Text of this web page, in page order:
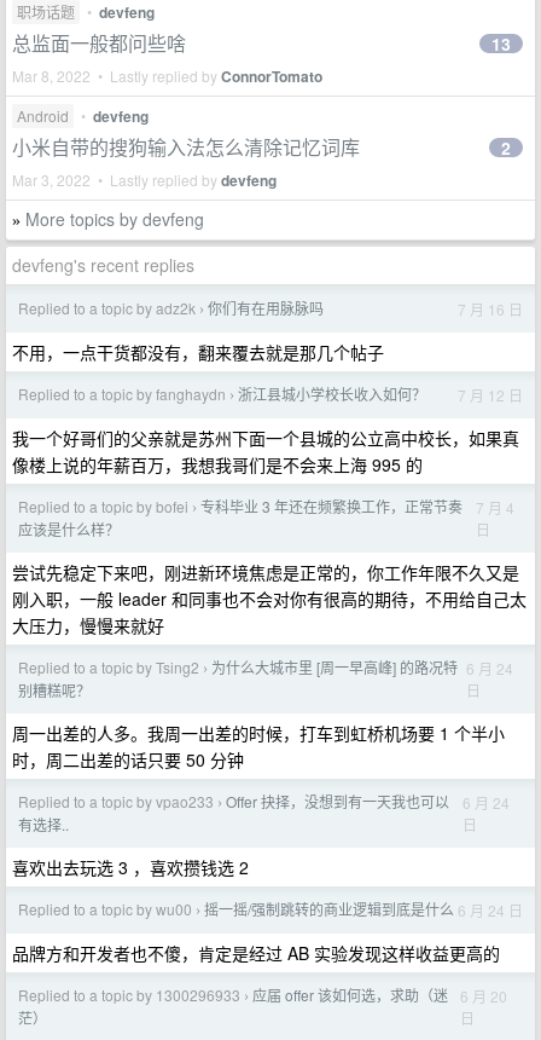
职场话题 • devfeng
总监面一般都问些啥
Mar 8, 2022 • Lastly replied byConnorTomato
13
Android • devfeng
小米自带的搜狗输入法怎么清除记忆词库
Mar 3, 2022 • Lastly replied bydevfeng
2
» More topics by devfeng
devfeng's recent replies
Replied to a topic by adz2k › 你们有在用脉脉吗 7 月 16 日
不用，一点干货都没有，翻来覆去就是那几个帖子
Replied to a topic by fanghaydn › 浙江县城小学校长收入如何？ 7 月 12 日
我一个好哥们的父亲就是苏州下面一个县城的公立高中校长，如果真
像楼上说的年薪百万，我想我哥们是不会来上海 995 的
Replied to a topic by bofei › 专科毕业 3 年还在频繁换工作，正常节奏
应该是什么样？
7 月 4
日
尝试先稳定下来吧，刚进新环境焦虑是正常的，你工作年限不久又是
刚入职，一般 leader 和同事也不会对你有很高的期待，不用给自己太
大压力，慢慢来就好
Replied to a topic by Tsing2 › 为什么大城市里 [周一早高峰] 的路况特
别糟糕呢？
6 月 24
日
周一出差的人多。我周一出差的时候，打车到虹桥机场要 1 个半小
时，周二出差的话只要 50 分钟
Replied to a topic by vpao233 › Offer 抉择，没想到有一天我也可以
有选择..
6 月 24
日
喜欢出去玩选 3 ，喜欢攒钱选 2
Replied to a topic by wu00 › 摇一摇/强制跳转的商业逻辑到底是什么 6 月 24 日
品牌方和开发者也不傻，肯定是经过 AB 实验发现这样收益更高的
Replied to a topic by 1300296933 › 应届 offer 该如何选，求助（迷
茫）
6 月 20
日